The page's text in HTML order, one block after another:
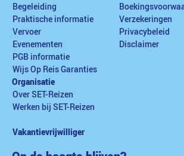
Begeleiding
Praktische informatie
Vervoer
Evenementen
PGB informatie
Wijs Op Reis Garanties
Verzekeringen
Privacybeleid
Disclaimer
Organisatie
Over SET-Reizen
Werken bij SET-Reizen
Vakantievrijwilliger